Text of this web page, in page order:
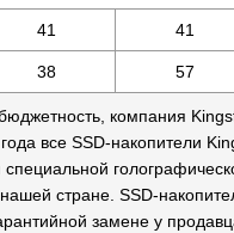
41 41
38 57
компания
все SSD-накопители
стране. SSD-
замене у